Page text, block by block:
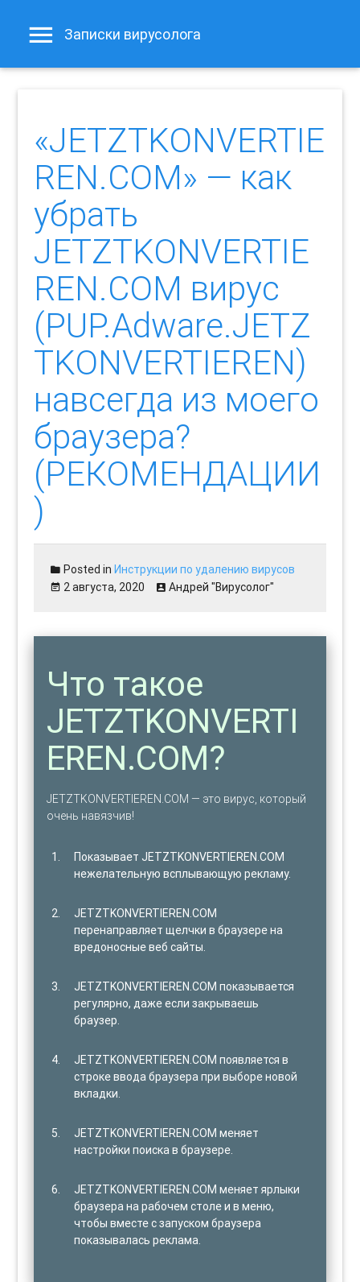
Записки вирусолога
«JETZTKONVERTIE
REN.COM» — как
убрать
JETZTKONVERTIE
REN.COM вирус
(PUP.Adware.JETZ
TKONVERTIEREN)
навсегда из моего
браузера?
(РЕКОМЕНДАЦИИ
)
Posted inИнструкции по удалению вирусов
2 августа, 2020
Андрей "Вирусолог"
Что такое
JETZTKONVERTI
EREN.COM?
JETZTKONVERTIEREN.COM — это вирус, который
очень навязчив!
Показывает JETZTKONVERTIEREN.COM
нежелательную всплывающую рекламу.
JETZTKONVERTIEREN.COM
перенаправляет щелчки в браузере на
вредоносные веб сайты.
JETZTKONVERTIEREN.COM показывается
регулярно, даже если закрываешь
браузер.
JETZTKONVERTIEREN.COM появляется в
строке ввода браузера при выборе новой
вкладки.
JETZTKONVERTIEREN.COM меняет
настройки поиска в браузере.
JETZTKONVERTIEREN.COM меняет ярлыки
браузера на рабочем столе и в меню,
чтобы вместе с запуском браузера
показывалась реклама.